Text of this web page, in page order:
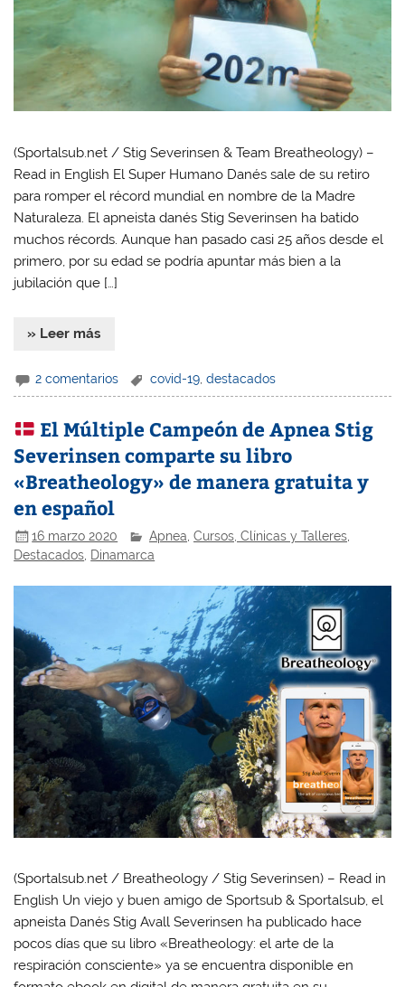
(Sportalsub.net / Stig Severinsen & Team Breatheology) –
Read in English El Super Humano Danés sale de su retiro
para romper el récord mundial en nombre de la Madre
Naturaleza. El apneista danés Stig Severinsen ha batido
muchos récords. Aunque han pasado casi 25 años desde el
primero, por su edad se podría apuntar más bien a la
jubilación que […]
» Leer más
2 comentarios covid-19 ,destacados
El Múltiple Campeón de Apnea Stig
Severinsen comparte su libro
«Breatheology» de manera gratuita y
en español
16 marzo 2020 Apnea ,Cursos, Clínicas y Talleres
Destacados Dinamarca
(Sportalsub.net / Breatheology / Stig Severinsen) – Read in
English Un viejo y buen amigo de Sportsub & Sportalsub, el
apneista Danés Stig Avall Severinsen ha publicado hace
pocos días que su libro «Breatheology: el arte de la
respiración consciente» ya se encuentra disponible en